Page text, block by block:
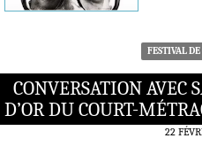
FESTIVAL
CONVERSATION AVEC
D’OR DU COURT-
22